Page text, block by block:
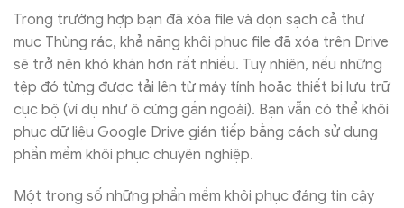
Trong trường hợp bạn đã xóa file và dọn sạch cả thư
mục Thùng rác, khả năng khôi phục file đã xóa trên Drive
sẽ trở nên khó khăn hơn rất nhiều. Tuy nhiên, nếu những
tệp đó từng được tải lên từ máy tính hoặc thiết bị lưu trữ
cục bộ (ví dụ như ô cứng gắn ngoài). Bạn vẫn có thể khôi
phục dữ liệu Google Drive gián tiếp bằng cách sử dụng
phần mềm khôi phục chuyên nghiệp.
Một trong số những phần mềm khôi phục đáng tin cậy